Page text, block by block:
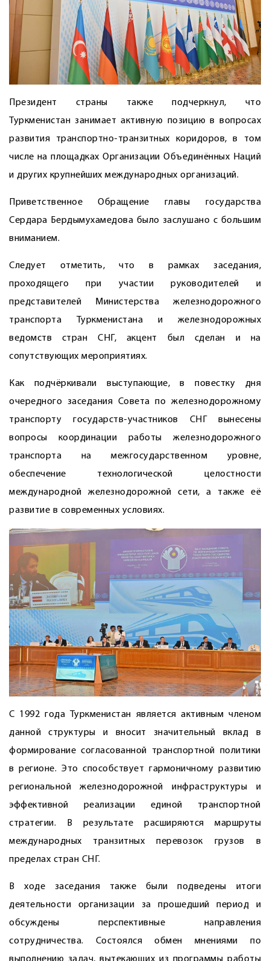
Президент страны также подчеркнул, что
Туркменистан занимает активную позицию в вопросах
развития транспорт­но-транзитных коридоров, в том
числе на площадках Организации Объединённых Наций
и других крупнейших международных организаций.
Приветственное Обращение главы государства
Сердара Бердымухамедова было заслушано с большим
вниманием.
Следует отметить, что в рамках заседания,
проходящего при участии руководителей и
представителей Министерства железнодорожного
транспорта Туркменистана и железнодорожных
ведомств стран СНГ, акцент был сделан и на
сопутствующих мероприятиях.
Как подчёркивали выступающие, в повестку дня
очередного заседания Совета по железнодорожному
транспорту государств-участников СНГ вынесены
вопросы координации работы железнодорожного
транспорта на межгосударственном уровне,
обеспечение технологической целостности
международной железнодорожной сети, а также её
развитие в современных условиях.
С 1992 года Туркменистан является активным членом
данной структуры и вносит значительный вклад в
формирование согласованной транспортной политики
в регионе. Это способствует гармоничному развитию
региональной железнодорожной инфраструктуры и
эффективной реализации единой транспортной
стратегии. В результате расширяются маршруты
международных транзитных перевозок грузов в
пределах стран СНГ.
В ходе заседания также были подведены итоги
деятельности организации за прошедший период и
обсуждены перспективные направления
сотрудничества. Состоялся обмен мнениями по